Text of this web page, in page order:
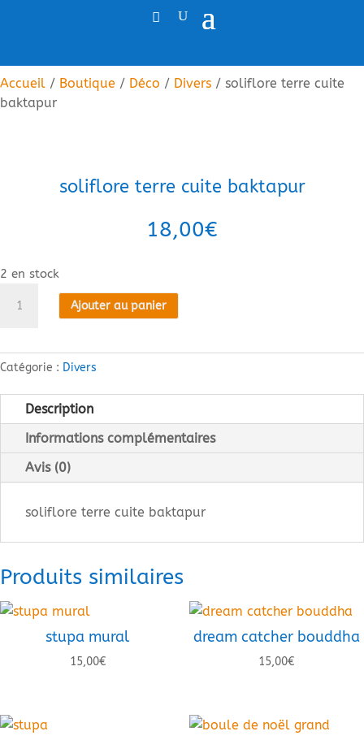
Accueil / Boutique / Déco / Divers / soliflore terre cuite
baktapur
soliflore terre cuite baktapur
18,00€
2 en stock
terre
cuite
Ajouter au panier
Catégorie : Divers
Description
Informations complémentaires
Avis (0)
soliflore terre cuite baktapur
Produits similaires
stupa mural
15,00€
dream catcher bouddha
15,00€